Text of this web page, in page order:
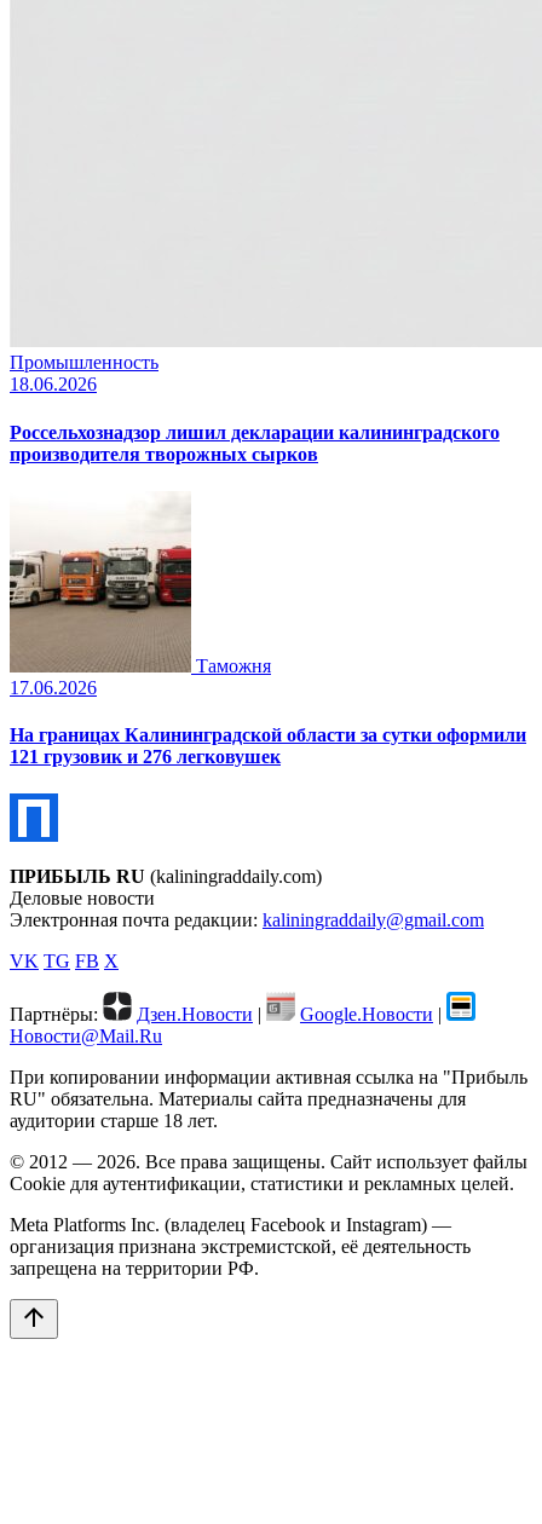
Промышленность
18.06.2026
Россельхознадзор лишил декларации калининградского
производителя творожных сырков
Таможня
17.06.2026
На границах Калининградской области за сутки оформили
121 грузовик и 276 легковушек
ПРИБЫЛЬ RU (kaliningraddaily.com)
Деловые новости
Электронная почта редакции: kaliningraddaily@gmail.com
VK TG FB X
Партнёры: Дзен.Новости | Google.Новости |
Новости@Mail.Ru
При копировании информации активная ссылка на "Прибыль
RU" обязательна. Материалы сайта предназначены для
аудитории старше 18 лет.
© 2012 — 2026. Все права защищены. Сайт использует файлы
Cookie для аутентификации, статистики и рекламных целей.
Meta Platforms Inc. (владелец Facebook и Instagram) —
организация признана экстремистской, её деятельность
запрещена на территории РФ.
arrow_upward